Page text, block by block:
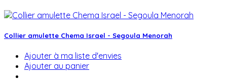
Collier amulette Chema Israel - Segoula Menorah
Ajouter à ma liste d'envies
Ajouter au panier